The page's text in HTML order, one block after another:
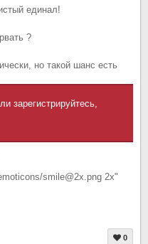
единал!
?
но такой шанс есть
зарегистрируйтесь,
smile@2x.png 2x"
0